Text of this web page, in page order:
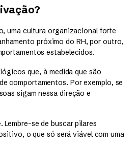
uma cultura organizacional forte
próximo do RH, por outro,
estabelecidos.
que, à medida que são
comportamentos. Por exemplo, se
sigam nessa direção e
se de buscar pilares
o que só será viável com uma